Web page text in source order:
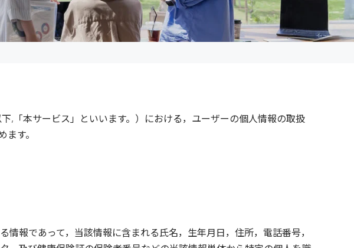
,「本サービス」といいます。）における，ユーザーの個人情報の取扱
す。
報であって，当該情報に含まれる氏名，生年月日，住所，電話番号，